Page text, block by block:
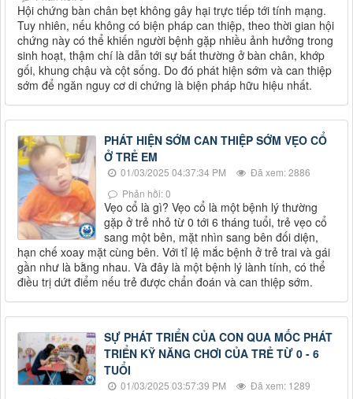
Hội chứng bàn chân bẹt không gây hại trực tiếp tới tính mạng.
Tuy nhiên, nếu không có biện pháp can thiệp, theo thời gian hội
chứng này có thể khiến người bệnh gặp nhiều ảnh hưởng trong
sinh hoạt, thậm chí là dẫn tới sự bất thường ở bàn chân, khớp
gối, khung chậu và cột sống. Do đó phát hiện sớm và can thiệp
sớm để ngăn nguy cơ di chứng là biện pháp hữu hiệu nhất.
PHÁT HIỆN SỚM CAN THIỆP SỚM VẸO CỔ
Ở TRẺ EM
01/03/2025 04:37:34 PM
Đã xem: 2886
Phản hồi: 0
Vẹo cổ là gì? Vẹo cổ là một bệnh lý thường
gặp ở trẻ nhỏ từ 0 tới 6 tháng tuổi, trẻ vẹo cổ
sang một bên, mặt nhìn sang bên đối diện,
hạn chế xoay mặt cùng bên. Với tỉ lệ mắc bệnh ở trẻ trai và gái
gần như là bằng nhau. Và đây là một bệnh lý lành tính, có thể
điều trị dứt điểm nếu trẻ được chẩn đoán và can thiệp sớm.
SỰ PHÁT TRIỂN CỦA CON QUA MỐC PHÁT
TRIỂN KỸ NĂNG CHƠI CỦA TRẺ TỪ 0 - 6
TUỔI
01/03/2025 03:57:39 PM
Đã xem: 1289